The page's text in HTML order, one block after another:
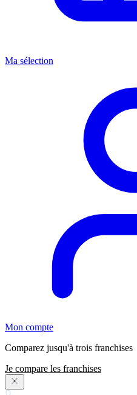
Ma sélection
Mon compte
Comparez jusqu'à trois franchises
Je compare les franchises